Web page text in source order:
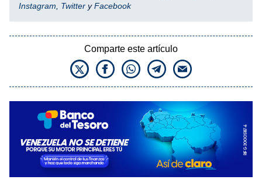
Instagram
Twitter yFacebook
Comparte este artículo